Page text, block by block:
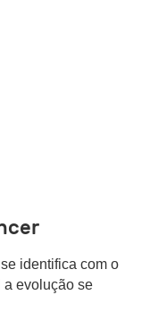
identifica com o
a evolução se